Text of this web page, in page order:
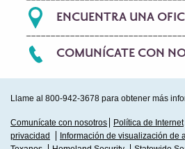
ENCUENTRA UNA
COMUNÍCATE CON
Llame al 800-942-3678 para obtener más
Sub
Footer
Comunícate con nosotros Política de Internet
privacidad
Información de visualización de